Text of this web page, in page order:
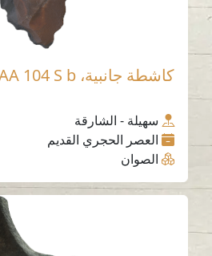
كاشطة جانبية، SAA 104 S b
سهيلة - الشارقة
العصر الحجري القديم
الصوان